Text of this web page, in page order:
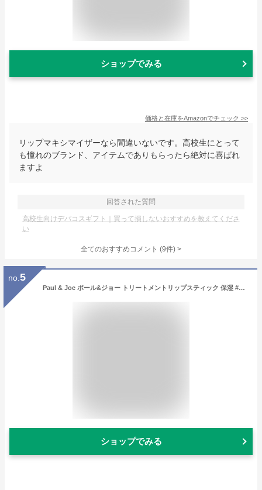
ショップでみる
価格と在庫をAmazonでチェック >>
リップマキシマイザーなら間違いないです。高校生にとって
も憧れのブランド、アイテムでありもらったら絶対に喜ばれ
ますよ
回答された質問
高校生向けデパコスギフト｜買って損しないおすすめを教えてくださ
い
全てのおすすめコメント (9件) >
no. 5
Paul & Joe ポール&ジョー トリートメントリップスティック 保湿 #401 レフィル リフィル
ショップでみる